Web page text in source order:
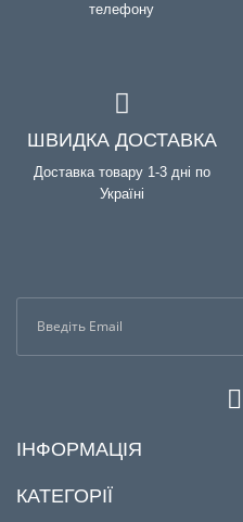
телефону
ШВИДКА ДОСТАВКА
Доставка товару 1-3 дні по
Україні
ІНФОРМАЦІЯ
КАТЕГОРІЇ